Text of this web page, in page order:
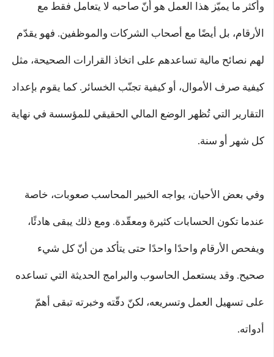
وأكثر ما يميّز هذا العمل هو أنّ صاحبه لا يتعامل فقط مع
الأرقام، بل أيضًا مع أصحاب الشركات والموظفين. فهو يقدّم
لهم نصائح مالية تساعدهم على اتخاذ القرارات الصحيحة، مثل
كيفية صرف الأموال، أو كيفية تجنّب الخسائر. كما يقوم بإعداد
التقارير التي تُظهر الوضع المالي الحقيقي للمؤسسة في نهاية
كل شهر أو سنة.
وفي بعض الأحيان، يواجه الخبير المحاسب صعوبات، خاصة
عندما تكون الحسابات كثيرة ومعقّدة. ومع ذلك يبقى هادئًا،
ويفحص الأرقام واحدًا واحدًا حتى يتأكد من أنّ كل شيء
صحيح. وقد يستعمل الحاسوب والبرامج الحديثة التي تساعده
على تسهيل العمل وتسريعه، لكنّ دقّته وخبرته تبقى أهمّ
أدواته.